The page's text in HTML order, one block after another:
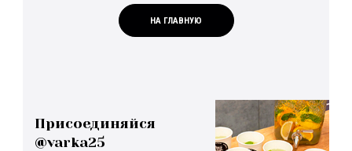
НА ГЛАВНУЮ
Присоединяйся
@varka25